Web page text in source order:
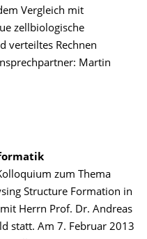
Vergleich mit
zellbiologische
verteiltes Rechnen
Martin
zum Thema
Structure Formation in
Herrn Prof. Dr. Andreas
statt. Am 7. Februar 2013